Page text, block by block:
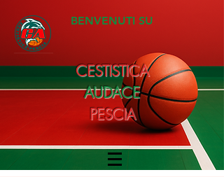
BENVENUTI SU
CESTISTICA
AUDACE
PESCIA